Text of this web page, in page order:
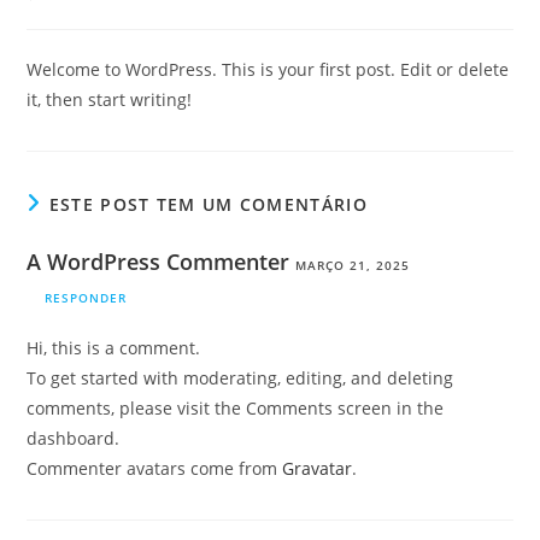
Welcome to WordPress. This is your first post. Edit or delete
it, then start writing!
ESTE POST TEM UM COMENTÁRIO
A WordPress Commenter MARÇO 21, 2025
RESPONDER
Hi, this is a comment.
To get started with moderating, editing, and deleting
comments, please visit the Comments screen in the
dashboard.
Commenter avatars come from Gravatar.